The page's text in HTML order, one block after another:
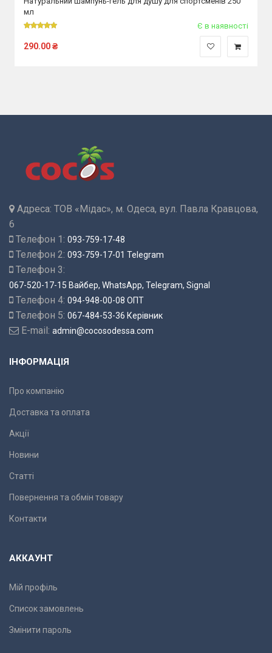
мл
Є в наявності
290.00₴
Адреса: ТОВ «Мідас», м. Одеса, вул. Павла Кравцова,
6
Телефон 1: 093-759-17-48
Телефон 2: 093-759-17-01 Telegram
Телефон 3:
067-520-17-15 Вайбер, WhatsApp, Telegram, Signal
Телефон 4: 094-948-00-08 ОПТ
Телефон 5: 067-484-53-36 Керівник
E-mail: admin@cocosodessa.com
ІНФОРМАЦІЯ
Про компанію
Доставка та оплата
Акції
Новини
Статті
Повернення та обмін товару
Контакти
АККАУНТ
Мій профіль
Список замовлень
Змінити пароль